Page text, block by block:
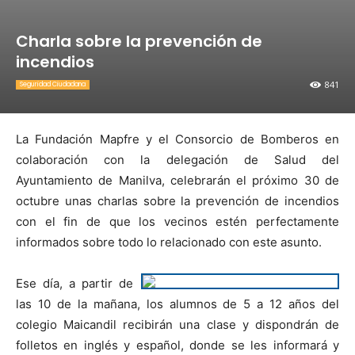
Charla sobre la prevención de
incendios
841
Seguridad Ciudadana
La Fundación Mapfre y el Consorcio de Bomberos en
colaboración con la delegación de Salud del
Ayuntamiento de Manilva, celebrarán el próximo 30 de
octubre unas charlas sobre la prevención de incendios
con el fin de que los vecinos estén perfectamente
informados sobre todo lo relacionado con este asunto.
Ese día, a partir de
las 10 de la mañana, los alumnos de 5 a 12 años del
colegio Maicandil recibirán una clase y dispondrán de
folletos en inglés y español, donde se les informará y